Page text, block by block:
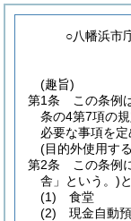
○八幡浜市
(趣旨)
第1条
この条例
条の4第7項の
必要な事項を定
(目的外使用す
第2条
この条例
舎」という。)
(1)
食堂
(2)
現金自動